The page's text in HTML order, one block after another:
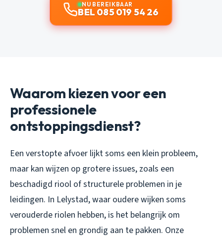
NU BEREIKBAAR
BEL 085 019 54 26
Waarom kiezen voor een
professionele
ontstoppingsdienst?
Een verstopte afvoer lijkt soms een klein probleem,
maar kan wijzen op grotere issues, zoals een
beschadigd riool of structurele problemen in je
leidingen. In Lelystad, waar oudere wijken soms
verouderde riolen hebben, is het belangrijk om
problemen snel en grondig aan te pakken. Onze